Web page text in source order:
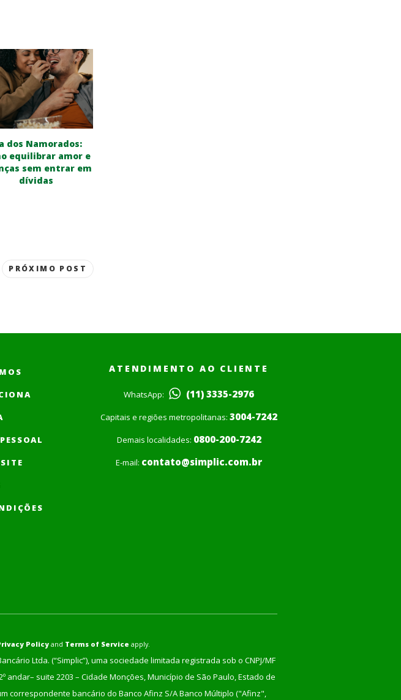
dos Namorados:
equilibrar amor e
sem entrar em
dívidas
PRÓXIMO POST
ATENDIMENTO AO CLIENTE
WhatsApp: (11) 3335-2976
Capitais e regiões metropolitanas: 3004-7242
Demais localidades: 0800-200-7242
E-mail: contato@simplic.com.br
Policy and Terms of Service apply.
Ltda. (“Simplic”), uma sociedade limitada registrada sob o CNPJ/MF
andar– suite 2203 – Cidade Monções, Município de São Paulo, Estado de
correspondente bancário do Banco Afinz S/A Banco Múltiplo ("Afinz",